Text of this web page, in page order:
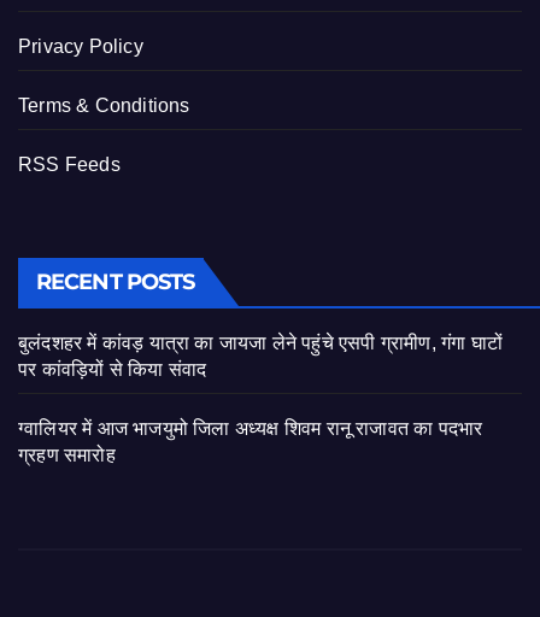
Privacy Policy
Terms & Conditions
RSS Feeds
RECENT POSTS
बुलंदशहर में कांवड़ यात्रा का जायजा लेने पहुंचे एसपी ग्रामीण, गंगा घाटों
पर कांवड़ियों से किया संवाद
ग्वालियर में आज भाजयुमो जिला अध्यक्ष शिवम रानू राजावत का पदभार
ग्रहण समारोह